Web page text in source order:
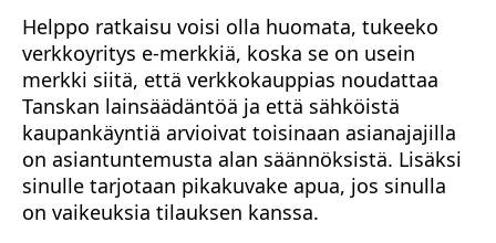
Helppo ratkaisu voisi olla huomata, tukeeko
verkkoyritys e-merkkiä, koska se on usein
merkki siitä, että verkkokauppias noudattaa
Tanskan lainsäädäntöä ja että sähköistä
kaupankäyntiä arvioivat toisinaan asianajajilla
on asiantuntemusta alan säännöksistä. Lisäksi
sinulle tarjotaan pikakuvake apua, jos sinulla
on vaikeuksia tilauksen kanssa.